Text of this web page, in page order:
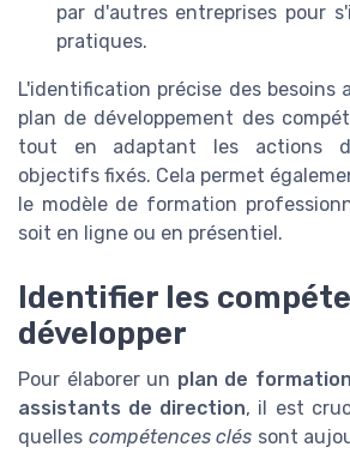
par d'autres entreprises pour
pratiques.
L'identification précise des besoins
plan de développement des
tout en adaptant les actions
objectifs fixés. Cela permet
le modèle de formation
soit en ligne ou en présentiel.
Identifier les
développer
Pour élaborer un plan de
assistants de direction, il est
quelles compétences clés sont